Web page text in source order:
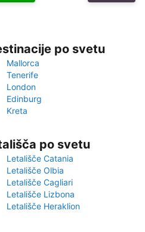
po svetu
Mallorca
Tenerife
London
Edinburg
Kreta
po svetu
Letališče Catania
Letališče Olbia
Letališče Cagliari
Letališče Lizbona
Letališče Heraklion